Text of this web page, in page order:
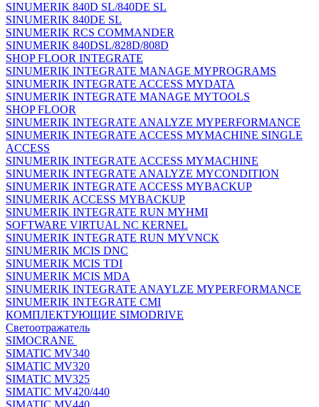
SINUMERIK 840D SL/840DE SL
SINUMERIK 840DE SL
SINUMERIK RCS COMMANDER
SINUMERIK 840DSL/828D/808D
SHOP FLOOR INTEGRATE
SINUMERIK INTEGRATE MANAGE MYPROGRAMS
SINUMERIK INTEGRATE ACCESS MYDATA
SINUMERIK INTEGRATE MANAGE MYTOOLS
SHOP FLOOR
SINUMERIK INTEGRATE ANALYZE MYPERFORMANCE
SINUMERIK INTEGRATE ACCESS MYMACHINE SINGLE
ACCESS
SINUMERIK INTEGRATE ACCESS MYMACHINE
SINUMERIK INTEGRATE ANALYZE MYCONDITION
SINUMERIK INTEGRATE ACCESS MYBACKUP
SINUMERIK ACCESS MYBACKUP
SINUMERIK INTEGRATE RUN MYHMI
SOFTWARE VIRTUAL NC KERNEL
SINUMERIK INTEGRATE RUN MYVNCK
SINUMERIK MCIS DNC
SINUMERIK MCIS TDI
SINUMERIK MCIS MDA
SINUMERIK INTEGRATE ANAYLZE MYPERFORMANCE
SINUMERIK INTEGRATE CMI
КОМПЛЕКТУЮЩИЕ SIMODRIVE
Светоотражатель
SIMOCRANE
SIMATIC MV340
SIMATIC MV320
SIMATIC MV325
SIMATIC MV420/440
SIMATIC MV440